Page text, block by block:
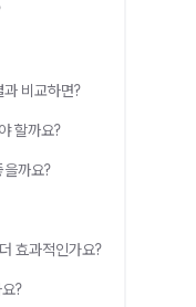
비교하면?
할까요?
을까요?
효과적인가요?
?